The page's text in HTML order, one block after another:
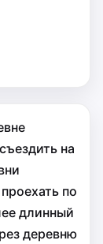
на
по
длинный
деревню